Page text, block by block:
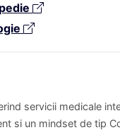
servicii medicale
si un mindset de tip